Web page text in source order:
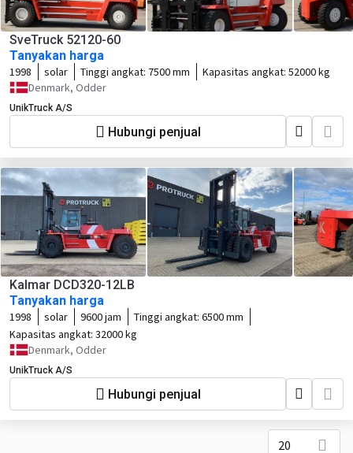
SveTruck 52120-60
Tanyakan harga
1998 solar Tinggi angkat: 7500 mm Kapasitas angkat: 52000 kg
Denmark, Odder
UnikTruck A/S
Hubungi penjual
Kalmar DCD320-12LB
Tanyakan harga
1998 solar 9600 jam Tinggi angkat: 6500 mm
Kapasitas angkat: 32000 kg
Denmark, Odder
UnikTruck A/S
Hubungi penjual
20